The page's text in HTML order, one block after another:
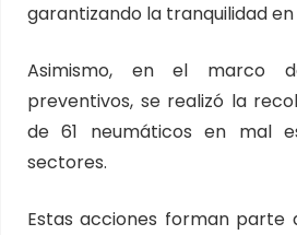
garantizando la tranquilidad en
Asimismo, en el marco
preventivos, se realizó la
de 61 neumáticos en mal
sectores.
Estas acciones forman parte